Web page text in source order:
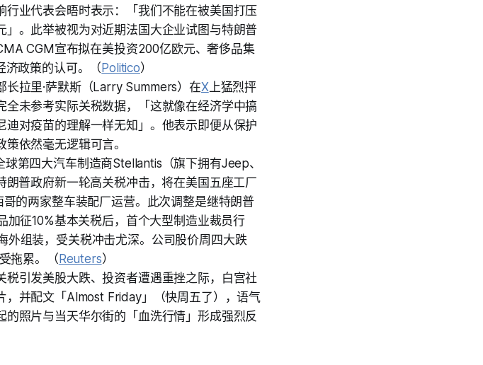
业代表会晤时表示：「我们不能在被美国打压
。此举被视为对近期法国大企业试图与特朗普
CGM宣布拟在美投资200亿欧元、奢侈品集
济政策的认可。（ Politico）
长拉里·萨默斯（Larry Summers）在X上猛烈抨
未参考实际关税数据，「这就像在经济学中搞
对疫苗的理解一样无知」。他表示即便从保护
依然毫无逻辑可言。
球第四大汽车制造商Stellantis（旗下拥有Jeep、
普政府新一轮高关税冲击，将在美国五座工厂
的两家整车装配厂运营。此次调整是继特朗普
征10%基本关税后，首个大型制造业裁员行
外组装，受关税冲击尤深。公司股价周四大跌
拖累。（Reuters）
税引发美股大跌、投资者遭遇重挫之际，白宫社
，并配文「Almost Friday」（快周五了），语气
照片与当天华尔街的「血洗行情」形成强烈反